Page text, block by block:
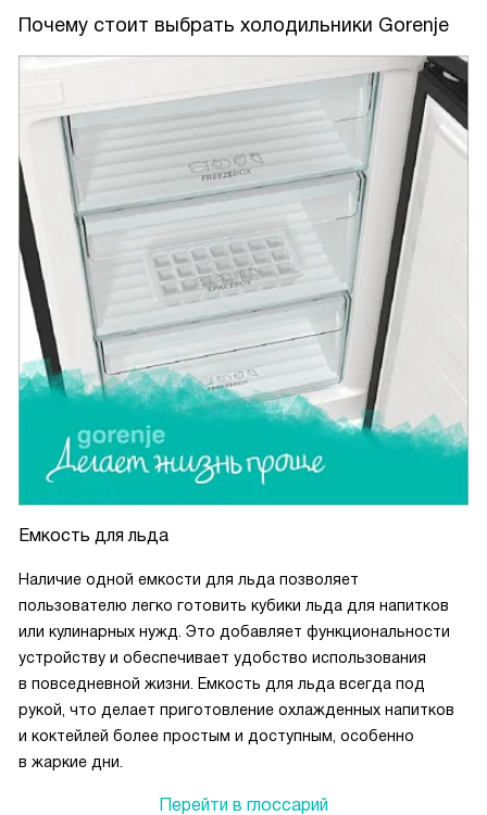
Почему стоит выбрать холодильники Gorenje
Емкость для льда
Наличие одной емкости для льда позволяет
пользователю легко готовить кубики льда для напитков
или кулинарных нужд. Это добавляет функциональности
устройству и обеспечивает удобство использования
в повседневной жизни. Емкость для льда всегда под
рукой, что делает приготовление охлажденных напитков
и коктейлей более простым и доступным, особенно
в жаркие дни.
Перейти в глоссарий